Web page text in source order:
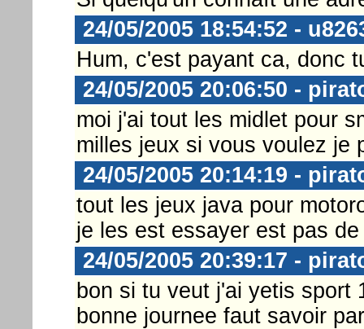
24/05/2005 18:54:52 -
Hum, c'est payant ca, donc
24/05/2005 20:06:50 -
moi j'ai tout les midlet pour
milles jeux si vous voulez je
24/05/2005 20:14:19 -
tout les jeux java pour
je les est essayer est pas
24/05/2005 20:39:17 -
bon si tu veut j'ai yetis sport
bonne journee faut savoir